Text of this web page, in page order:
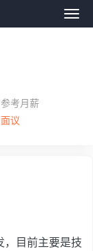
远
参考月薪
面议
目前主要是技